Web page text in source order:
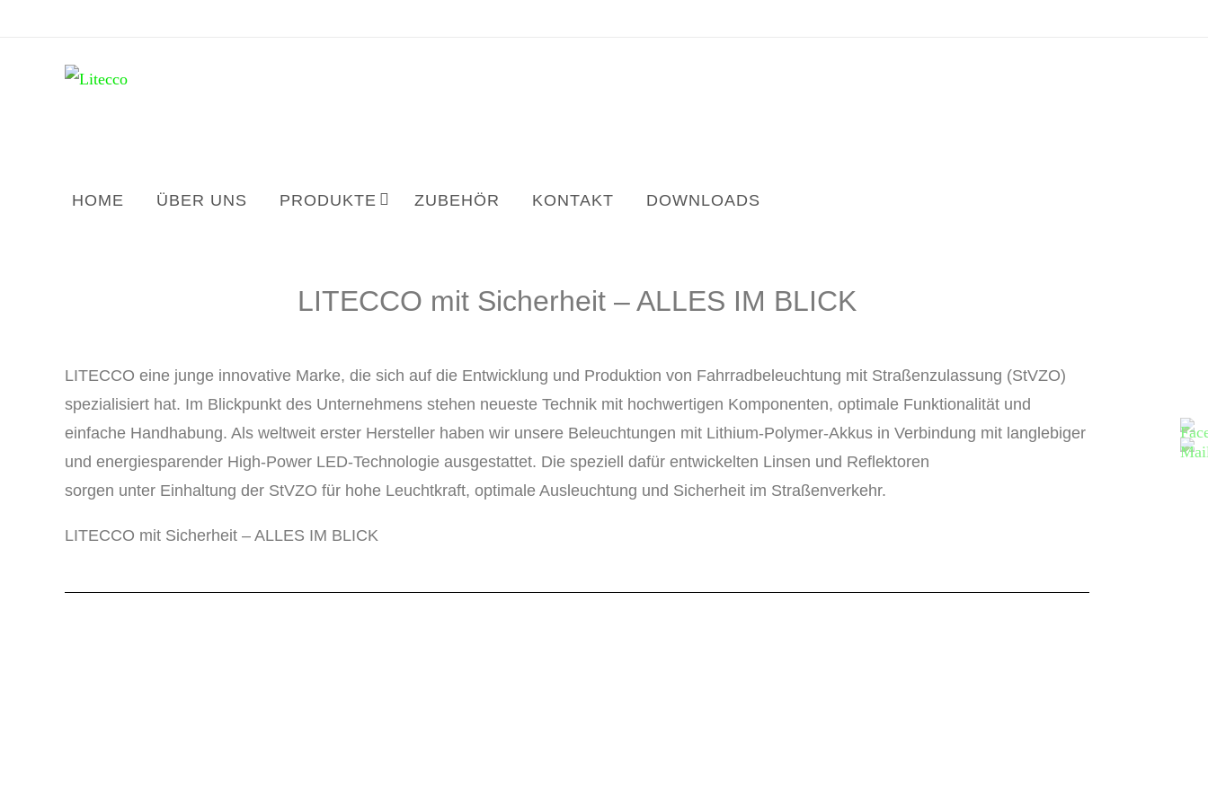
HOME ÜBER UNS PRODUKTE ZUBEHÖR KONTAKT DOWNLOADS
LITECCO mit Sicherheit – ALLES IM BLICK
LITECCO eine junge innovative Marke, die sich auf die Entwicklung und Produktion von Fahrradbeleuchtung mit Straßenzulassung (StVZO)
spezialisiert hat. Im Blickpunkt des Unternehmens stehen neueste Technik mit hochwertigen Komponenten, optimale Funktionalität und
einfache Handhabung. Als weltweit erster Hersteller haben wir unsere Beleuchtungen mit Lithium-Polymer-Akkus in Verbindung mit langlebiger
und energiesparender High-Power LED-Technologie ausgestattet. Die speziell dafür entwickelten Linsen und Reflektoren
sorgen unter Einhaltung der StVZO für hohe Leuchtkraft, optimale Ausleuchtung und Sicherheit im Straßenverkehr.
LITECCO mit Sicherheit – ALLES IM BLICK